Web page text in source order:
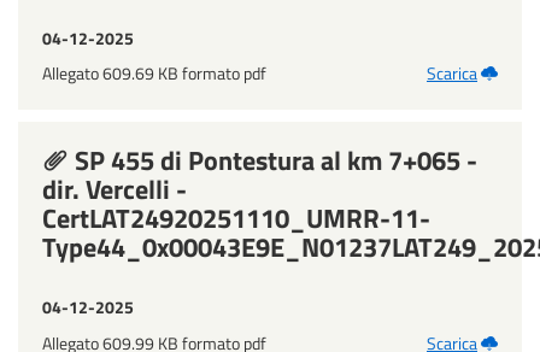
04-12-2025
Allegato 609.69 KB formato pdf
Scarica
SP 455 di Pontestura al km 7+065 -
dir. Vercelli -
CertLAT24920251110_UMRR-11-
04-12-2025
Allegato 609.99 KB formato pdf
Scarica